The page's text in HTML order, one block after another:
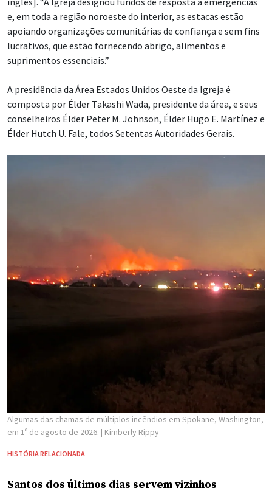
e, em toda a região noroeste do interior, as estacas estão
apoiando organizações comunitárias de confiança e sem fins
lucrativos, que estão fornecendo abrigo, alimentos e
suprimentos essenciais.”
A presidência da Área Estados Unidos Oeste da Igreja é
composta por Élder Takashi Wada, presidente da área, e seus
conselheiros Élder Peter M. Johnson, Élder Hugo E. Martínez e
Élder Hutch U. Fale, todos Setentas Autoridades Gerais.
Algumas das chamas de múltiplos incêndios em Spokane, Washington,
em 1º de agosto de 2026. | Kimberly Rippy
HISTÓRIA RELACIONADA
Santos dos últimos dias servem vizinhos